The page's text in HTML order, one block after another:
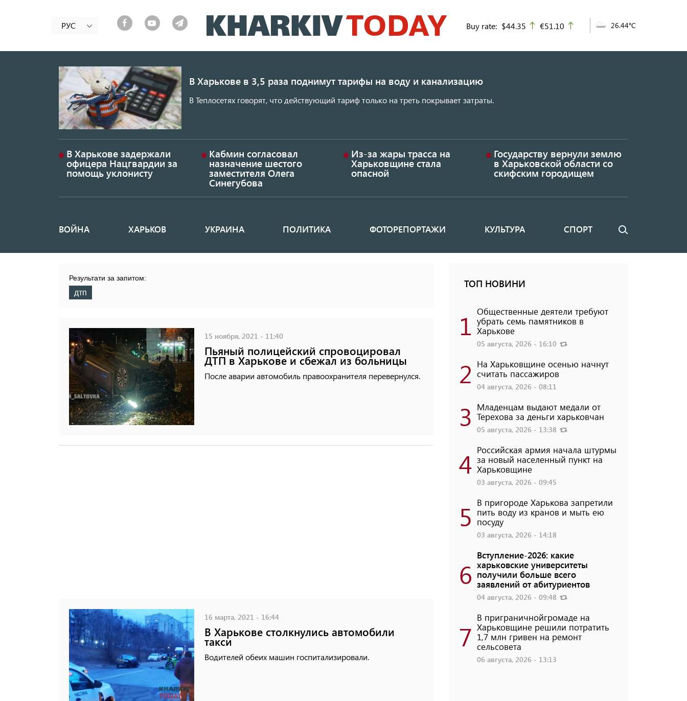
к
основному
РУС Buy rate: $44.35 up
€51.10 26.44°C
В Харькове в 3,5 раза поднимут тарифы на воду и канализацию
В Теплосетях говорят, что действующий тариф только на треть покрывает затраты.
В Харькове задержали
офицера Нацгвардии за
помощь уклонисту
Кабмин согласовал
назначение шестого
заместителя Олега
Синегубова
Из-за жары трасса на
Харьковщине стала
опасной
Государству вернули землю
в Харьковской области со
скифским городищем
Основная
ВОЙНА ХАРЬКОВ УКРАИНА ПОЛИТИКА ФОТОРЕПОРТАЖИ КУЛЬТУРА СПОРТ Поиск
Результати за запитом:
дтп
15 ноября, 2021 - 11:40
Пьяный полицейский спровоцировал
ДТП в Харькове и сбежал из больницы
После аварии автомобиль правоохранителя перевернулся.
16 марта, 2021 - 16:44
В Харькове столкнулись автомобили
такси
Водителей обеих машин госпитализировали.
ТОП НОВИНИ
1 Общественные деятели требуют
убрать семь памятников в
Харькове
05 августа, 2026 - 16:10
2 На Харьковщине осенью начнут
считать пассажиров
04 августа, 2026 - 08:11
3 Младенцам выдают медали от
Терехова за деньги харьковчан
05 августа, 2026 - 13:38
4 Российская армия начала штурмы
за новый населенный пункт на
Харьковщине
03 августа, 2026 - 09:45
5 В пригороде Харькова запретили
пить воду из кранов и мыть ею
посуду
03 августа, 2026 - 14:18
6
Вступление-2026: какие
харьковские университеты
получили больше всего
заявлений от абитуриентов
04 августа, 2026 - 09:48
7
В приграничнойгромаде на
Харьковщине решили потратить
1,7 млн ​​гривен на ремонт
сельсовета
06 августа, 2026 - 13:13